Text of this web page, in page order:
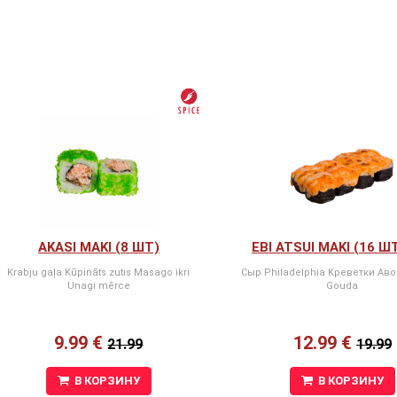
AKASI MAKI (8 ШТ)
Krabju gaļa Kūpināts zutis Masago ikri
Unagi mērce
9.99 €21.99
В КОРЗИНУ
EBI ATSUI MAKI (16
Сыр Philadelphia Kреветки
Gouda
12.99 € 19.99
В КОРЗИНУ